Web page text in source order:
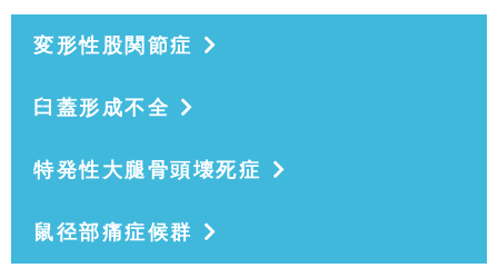
変形性股関節症
臼蓋形成不全
特発性大腿骨頭壊死症
鼠径部痛症候群